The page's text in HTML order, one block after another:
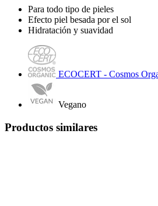
Para todo tipo de pieles
Efecto piel besada por el sol
Hidratación y suavidad
ECOCERT - Cosmos
Vegano
Productos similares